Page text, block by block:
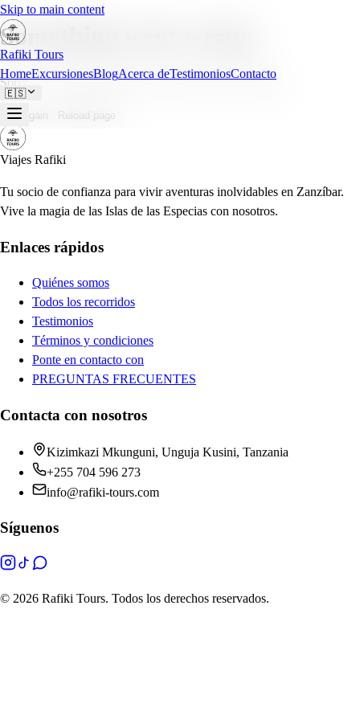
Skip to main content
Rafiki Tours
HomeExcursionesBlogAcerca deTestimoniosContacto
🇪🇸
Something went wrong
Sorry — an unexpected error occurred. Please try again.
Try again Reload page
Viajes Rafiki
Tu socio de confianza para vivir aventuras inolvidables en Zanzíbar.
Vive la magia de las Islas de las Especias con nosotros.
Enlaces rápidos
Quiénes somos
Todos los recorridos
Testimonios
Términos y condiciones
Ponte en contacto con
PREGUNTAS FRECUENTES
Contacta con nosotros
Kizimkazi Mkunguni, Unguja Kusini, Tanzania
+255 704 596 273
info@rafiki-tours.com
Síguenos
© 2026 Rafiki Tours. Todos los derechos reservados.